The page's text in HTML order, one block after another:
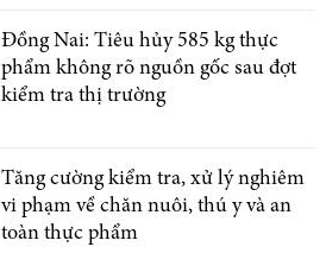
Đồng Nai: Tiêu hủy 585 kg thực
phẩm không rõ nguồn gốc sau đợt
kiểm tra thị trường
Tăng cường kiểm tra, xử lý nghiêm
vi phạm về chăn nuôi, thú y và an
toàn thực phẩm